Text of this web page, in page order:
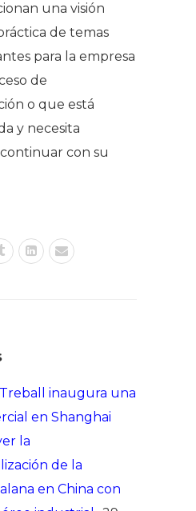
una visión
de temas
para la empresa
de
o que está
y necesita
con su
inaugura una
en Shanghai
la
de la
en China con